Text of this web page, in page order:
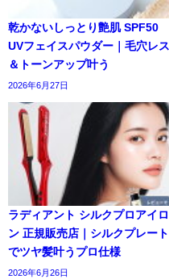
乾かないしっとり艶肌 SPF50
UVフェイスパウダー｜毛穴レス
＆トーンアップ叶う
2026年6月27日
ラディアント シルクプロアイロ
ン 正規販売店｜シルクプレート
でツヤ髪叶うプロ仕様
2026年6月26日